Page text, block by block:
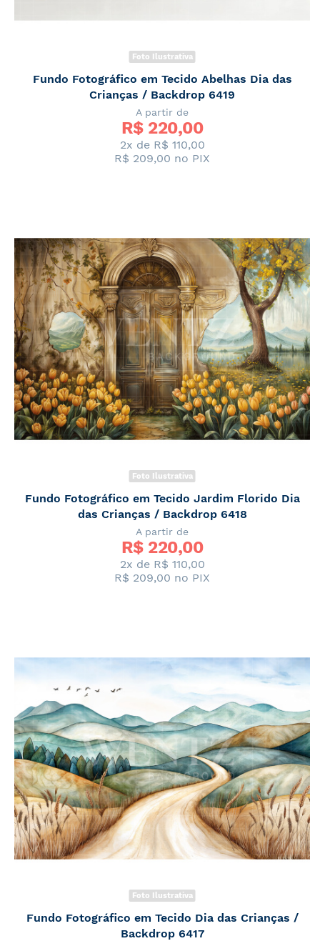
Foto Ilustrativa
Fundo Fotográfico em Tecido Abelhas Dia das
Crianças / Backdrop 6419
A partir de
R$ 220,00
2x de R$ 110,00
R$ 209,00 no PIX
Foto Ilustrativa
Fundo Fotográfico em Tecido Jardim Florido Dia
das Crianças / Backdrop 6418
A partir de
R$ 220,00
2x de R$ 110,00
R$ 209,00 no PIX
Foto Ilustrativa
Fundo Fotográfico em Tecido Dia das Crianças /
Backdrop 6417